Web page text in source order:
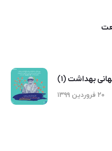
بهداشت (۱)
۲۰ فروردین ۱۳۹۹